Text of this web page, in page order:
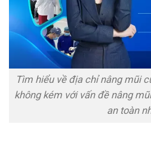
Tìm hiểu về địa chỉ nâng mũi
không kém với vấn đề nâng
an toàn